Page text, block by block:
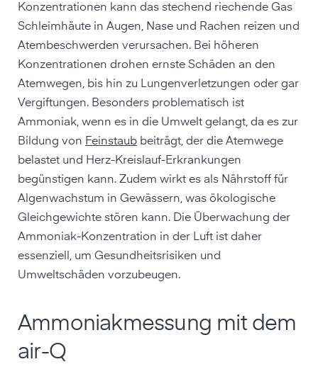
Konzentrationen kann das stechend riechende Gas
Schleimhäute in Augen, Nase und Rachen reizen und
Atembeschwerden verursachen. Bei höheren
Konzentrationen drohen ernste Schäden an den
Atemwegen, bis hin zu Lungenverletzungen oder gar
Vergiftungen. Besonders problematisch ist
Ammoniak, wenn es in die Umwelt gelangt, da es zur
Bildung von Feinstaub beiträgt, der die Atemwege
belastet und Herz-Kreislauf-Erkrankungen
begünstigen kann. Zudem wirkt es als Nährstoff für
Algenwachstum in Gewässern, was ökologische
Gleichgewichte stören kann. Die Überwachung der
Ammoniak-Konzentration in der Luft ist daher
essenziell, um Gesundheitsrisiken und
Umweltschäden vorzubeugen.
Ammoniakmessung mit dem
air-Q